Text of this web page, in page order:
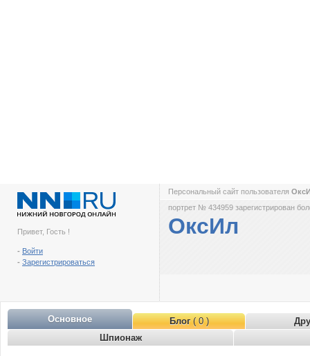
Привет, Гость !
- Войти
- Зарегистрироваться
Персональный сайт пользователя
портрет № 434959 зарегистрирован
ОксИл
Основное Блог( 0 )
Шпионаж